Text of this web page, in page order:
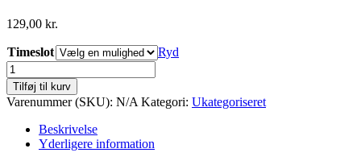
129,00 kr.
Timeslot
Ryd
Toftlund,
ved
Y's
men
genbrug,
østergade
Tilføj til kurv
Varenummer (SKU): N/A Kategori: Ukategoriseret
Beskrivelse
Yderligere information